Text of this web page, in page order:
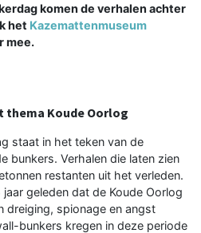
komen de verhalen achter
het Kazemattenmuseum
mee.
thema Koude Oorlog
staat in het teken van de
bunkers. Verhalen die laten zien
restanten uit het verleden.
geleden dat de Koude Oorlog
dreiging, spionage en angst
bunkers kregen in deze periode